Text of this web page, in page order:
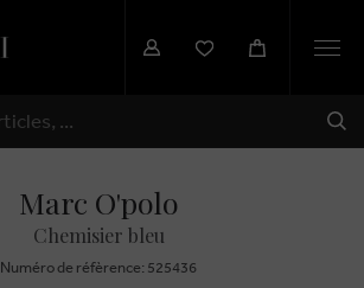
Marc O'polo
Chemisier bleu
Numéro de réfèrence: 525436